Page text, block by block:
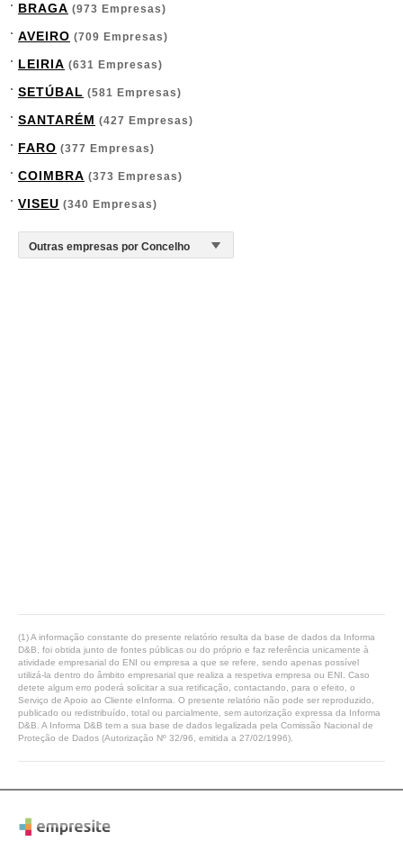
BRAGA (973 Empresas)
AVEIRO (709 Empresas)
LEIRIA (631 Empresas)
SETÚBAL (581 Empresas)
SANTARÉM (427 Empresas)
FARO (377 Empresas)
COIMBRA (373 Empresas)
VISEU (340 Empresas)
(1) A informação constante do presente relatório resulta da base de dados da Informa
D&B, foi obtida junto de fontes públicas ou do próprio e faz referência unicamente à
atividade empresarial do ENI ou empresa a que se refere, sendo apenas possível
utilizá-la dentro do âmbito empresarial que realiza a respetiva empresa ou ENI. Caso
detete algum erro poderá solicitar a sua retificação, contactando, para o efeito, o
Serviço de Apoio ao Cliente eInforma. O presente relatório não pode ser reproduzido,
publicado ou redistribuído, total ou parcialmente, sem autorização expressa da Informa
D&B. A Informa D&B tem a sua base de dados legalizada pela Comissão Nacional de
Proteção de Dados (Autorização Nº 32/96, emitida a 27/02/1996).